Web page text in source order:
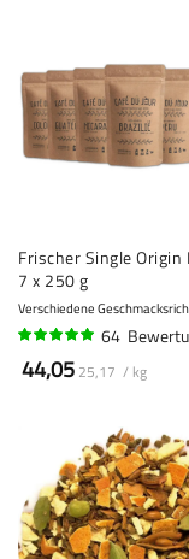
Frischer Single Origin
7 x 250 g
Verschiedene
64
44,05 25,17 / kg